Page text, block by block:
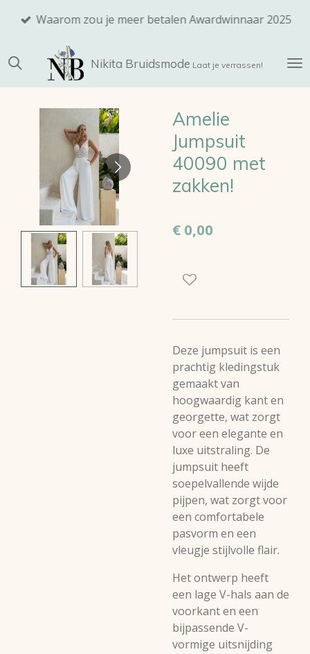
de
hoofdinhoud
Nikita Bruidsmode Laat je verrassen!
Waarom zou je meer betalen Awardwinnaar 2025
Amelie
Jumpsuit
40090 met
zakken!
€ 0,00
Deze jumpsuit is een
prachtig kledingstuk
gemaakt van
hoogwaardig kant en
georgette, wat zorgt
voor een elegante en
luxe uitstraling. De
jumpsuit heeft
soepelvallende wijde
pijpen, wat zorgt voor
een comfortabele
pasvorm en een
vleugje stijlvolle flair.
Het ontwerp heeft
een lage V-hals aan de
voorkant en een
bijpassende V-
vormige uitsnijding